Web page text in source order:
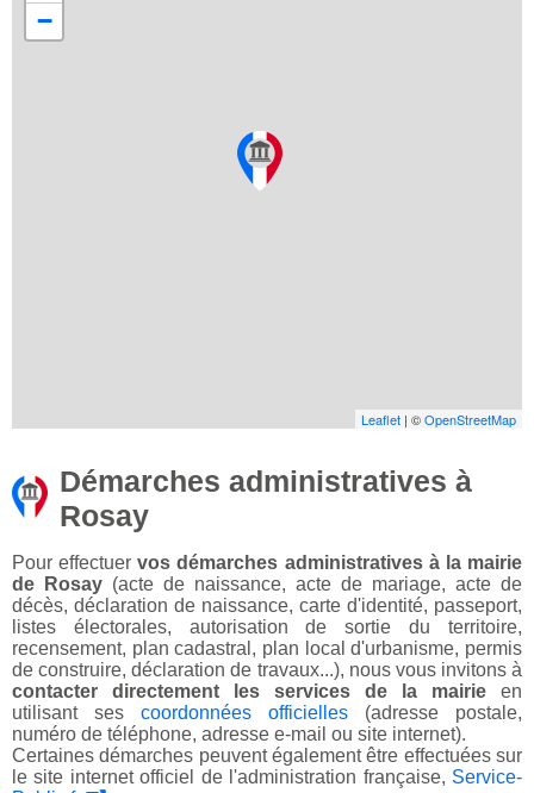
−
Leaflet | ©OpenStreetMap
Démarches administratives à
Rosay
Pour effectuervos démarches administratives à la mairie
de Rosay (acte de naissance, acte de mariage, acte de
décès, déclaration de naissance, carte d'identité, passeport,
listes électorales, autorisation de sortie du territoire,
recensement, plan cadastral, plan local d'urbanisme, permis
de construire, déclaration de travaux...), nous vous invitons à
contacter directement les services de la mairie en
utilisant ses coordonnées officielles (adresse postale,
numéro de téléphone, adresse e-mail ou site internet).
Certaines démarches peuvent également être effectuées sur
le site internet officiel de l'administration française, Service-